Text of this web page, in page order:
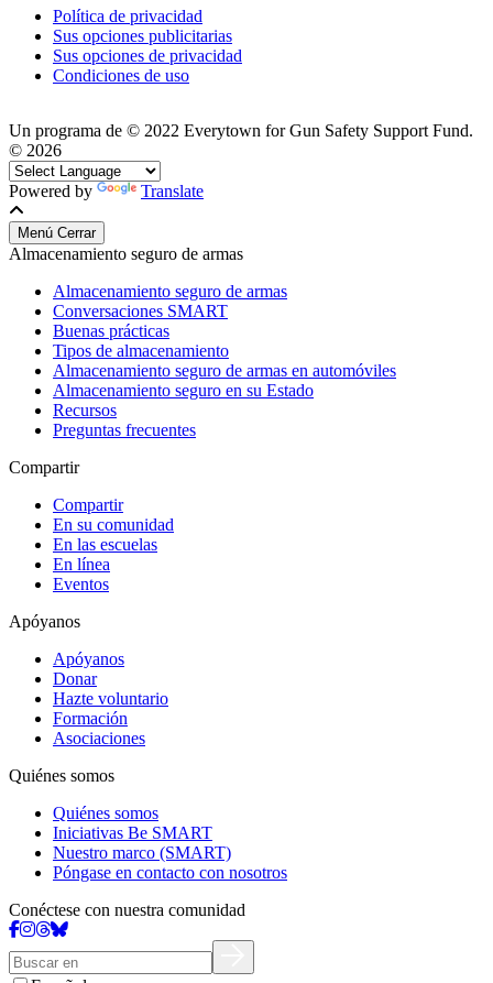
Política de privacidad
Sus opciones publicitarias
Sus opciones de privacidad
Condiciones de uso
Un programa de © 2022 Everytown for Gun Safety Support Fund.
© 2026
Powered by Translate
Menú Cerrar
Almacenamiento seguro de armas
Almacenamiento seguro de armas
Conversaciones SMART
Buenas prácticas
Tipos de almacenamiento
Almacenamiento seguro de armas en automóviles
Almacenamiento seguro en su Estado
Recursos
Preguntas frecuentes
Compartir
Compartir
En su comunidad
En las escuelas
En línea
Eventos
Apóyanos
Apóyanos
Donar
Hazte voluntario
Formación
Asociaciones
Quiénes somos
Quiénes somos
Iniciativas Be SMART
Nuestro marco (SMART)
Póngase en contacto con nosotros
Conéctese con nuestra comunidad